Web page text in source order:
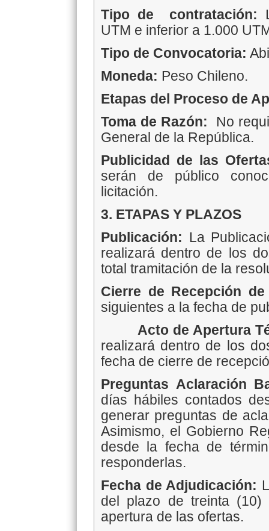
Tipo de contratación:
UTM e inferior a 1.000
Tipo de Convocatoria:
Moneda: Peso Chileno.
Etapas del Proceso de
Toma de Razón: No
General de la República.
Publicidad de las
serán de público
licitación.
3. ETAPAS Y PLAZOS
Publicación: La
realizará dentro de los
total tramitación de la
Cierre de Recepción
siguientes a la fecha de
Acto de Apertura
realizará dentro de los
fecha de cierre de
Preguntas Aclaración
días hábiles contados
generar preguntas de
Asimismo, el Gobierno
desde la fecha de
responderlas.
Fecha de Adjudicación:
del plazo de treinta (10)
apertura de las ofertas.